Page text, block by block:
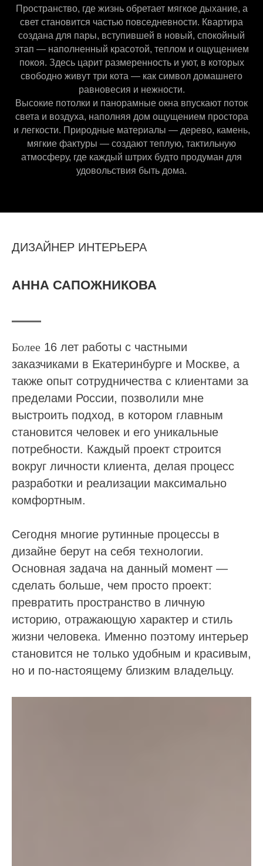
Пространство, где жизнь обретает мягкое дыхание, а
свет становится частью повседневности. Квартира
создана для пары, вступившей в новый, спокойный
этап — наполненный красотой, теплом и ощущением
покоя. Здесь царит размеренность и уют, в которых
свободно живут три кота — как символ домашнего
равновесия и нежности.
Высокие потолки и панорамные окна впускают поток
света и воздуха, наполняя дом ощущением простора
и легкости. Природные материалы — дерево, камень,
мягкие фактуры — создают теплую, тактильную
атмосферу, где каждый штрих будто продуман для
удовольствия быть дома.
ДИЗАЙНЕР ИНТЕРЬЕРА
АННА САПОЖНИКОВА
Более 16 лет работы с частными
заказчиками в Екатеринбурге и Москве, а
также опыт сотрудничества с клиентами за
пределами России, позволили мне
выстроить подход, в котором главным
становится человек и его уникальные
потребности. Каждый проект строится
вокруг личности клиента, делая процесс
разработки и реализации максимально
комфортным.
Сегодня многие рутинные процессы в
дизайне берут на себя технологии.
Основная задача на данный момент —
сделать больше, чем просто проект:
превратить пространство в личную
историю, отражающую характер и стиль
жизни человека. Именно поэтому интерьер
становится не только удобным и красивым,
но и по-настоящему близким владельцу.